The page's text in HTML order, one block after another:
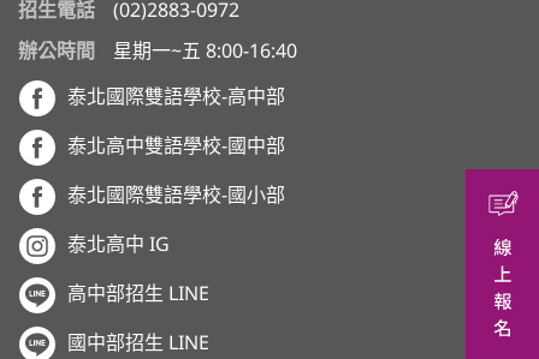
招生電話
(02)2883-0972
辦公時間
星期一~五 8:00-16:40
泰北國際雙語學校-高中部
泰北高中雙語學校-國中部
泰北國際雙語學校-國小部
泰北高中 IG
高中部招生 LINE
國中部招生 LINE